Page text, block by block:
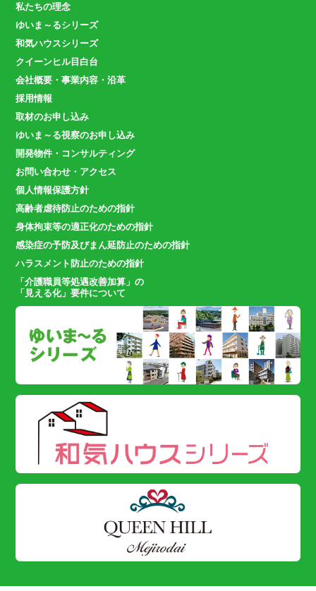
私たちの理念
ゆいま～るシリーズ
和気ハウスシリーズ
クイーンヒル目白台
会社概要・事業内容・沿革
採用情報
取材のお申し込み
ゆいま～る視察のお申し込み
開発物件・コンサルティング
お問い合わせ・アクセス
個人情報保護方針
高齢者虐待防止のための指針
身体拘束等の適正化のための指針
感染症の予防及びまん延防止のための指針
ハラスメント防止のための指針
「介護職員等処遇改善加算」の
「見える化」要件について